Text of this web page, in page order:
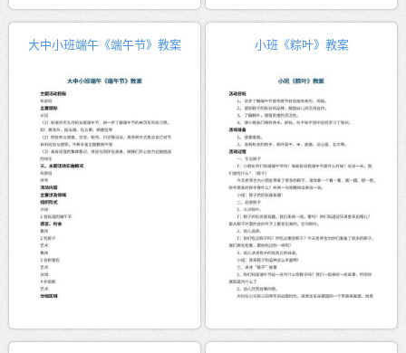
大中小班端午《端午节》教案 小班《粽叶》教案